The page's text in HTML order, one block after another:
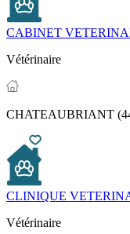
CABINET
Vétérinaire
CHATEAUBRIANT
CLINIQUE
Vétérinaire